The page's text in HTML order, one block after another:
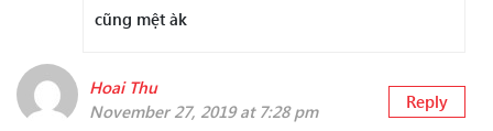
cũng mệt àk
Hoai Thu
November 27, 2019 at 7:28 pm
Reply